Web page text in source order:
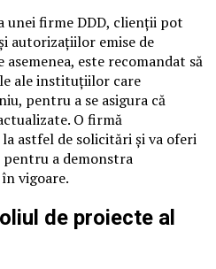
unei firme DDD, clienții pot
autorizațiilor emise de
este recomandat să
ale instituțiilor care
pentru a se asigura că
O firmă
astfel de solicitări și va oferi
a demonstra
vigoare.
de proiecte al